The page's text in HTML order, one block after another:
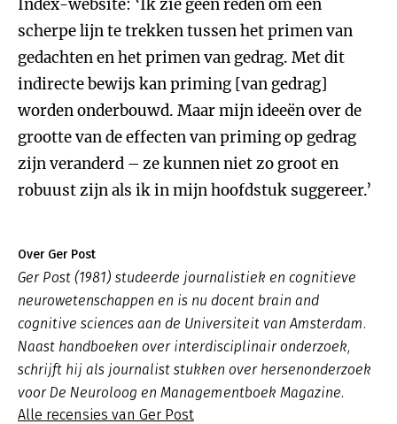
Index-website: ‘Ik zie geen reden om een
scherpe lijn te trekken tussen het primen van
gedachten en het primen van gedrag. Met dit
indirecte bewijs kan priming [van gedrag]
worden onderbouwd. Maar mijn ideeën over de
grootte van de effecten van priming op gedrag
zijn veranderd – ze kunnen niet zo groot en
robuust zijn als ik in mijn hoofdstuk suggereer.’
Over Ger Post
Ger Post (1981) studeerde journalistiek en cognitieve
neurowetenschappen en is nu docent brain and
cognitive sciences aan de Universiteit van Amsterdam.
Naast handboeken over interdisciplinair onderzoek,
schrijft hij als journalist stukken over hersenonderzoek
voor De Neuroloog en Managementboek Magazine.
Alle recensies van Ger Post